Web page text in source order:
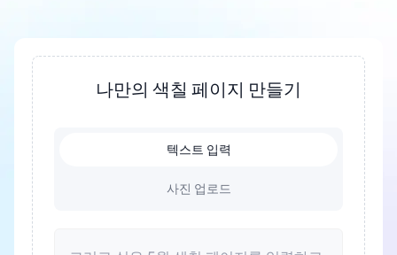
나만의 색칠 페이지 만들기
텍스트 입력
사진 업로드